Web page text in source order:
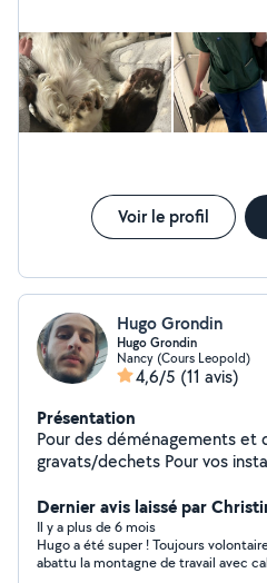
Voir le profil
Hugo Grondin
Hugo Grondin
Nancy (Cours Leopold)
4,6/5 (11 avis)
Présentation
Pour des déménagements et
gravats/dechets Pour vos
babysiting. Envoyez moi un
Dernier avis laissé par
Il y a plus de 6 mois
Hugo a été super ! Toujours
abattu la montagne de travail avec